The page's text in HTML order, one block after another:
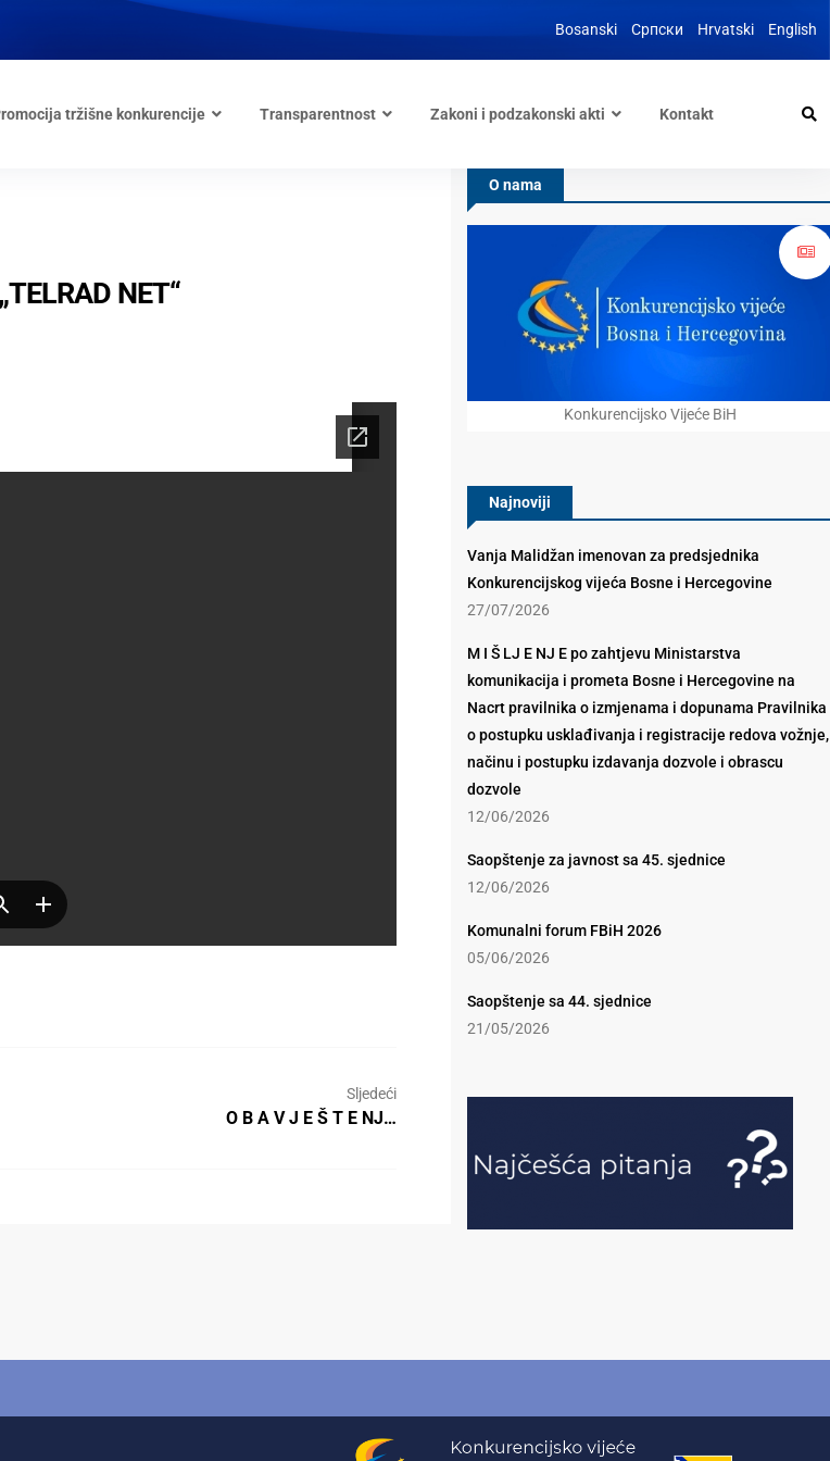
Bosanski Српски Hrvatski English
tržišne konkurencije Transparentnost Zakoni i podzakonski akti Kontakt
NET“
Sljedeći
O B A V J E Š T E NJ…
O nama
Konkurencijsko Vijeće BiH
Najnoviji
Vanja Malidžan imenovan za predsjednika
Konkurencijskog vijeća Bosne i Hercegovine
27/07/2026
M I Š LJ E NJ E po zahtjevu Ministarstva
komunikacija i prometa Bosne i Hercegovine na
Nacrt pravilnika o izmjenama i dopunama Pravilnika
o postupku usklađivanja i registracije redova vožnje,
načinu i postupku izdavanja dozvole i obrascu
dozvole
12/06/2026
Saopštenje za javnost sa 45. sjednice
12/06/2026
Komunalni forum FBiH 2026
05/06/2026
Saopštenje sa 44. sjednice
21/05/2026